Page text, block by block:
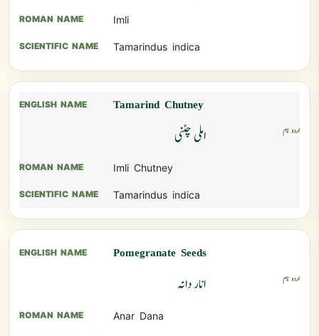
Imli
Tamarindus indica
Tamarind Chutney
املی چٹنی
Imli Chutney
Tamarindus indica
Pomegranate Seeds
انار دانہ
Anar Dana